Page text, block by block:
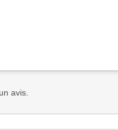
avis.